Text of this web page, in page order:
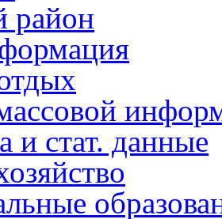
район
и стат. данные